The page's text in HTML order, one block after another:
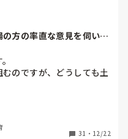
人も何年も言われ続けて
方の率直な意見を伺いた
のですが、どうしても土
つも苦労しています。
務が始まると一日も土曜
31 ・ 12/22